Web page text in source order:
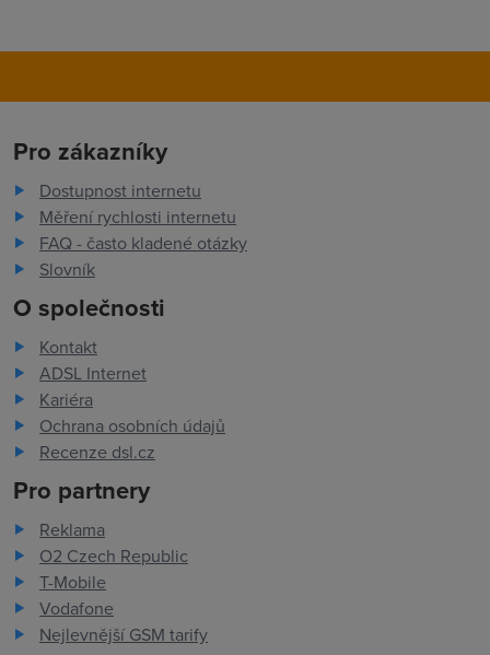
Pro zákazníky
Dostupnost internetu
Měření rychlosti internetu
FAQ - často kladené otázky
Slovník
O společnosti
Kontakt
ADSL Internet
Kariéra
Ochrana osobních údajů
Recenze dsl.cz
Pro partnery
Reklama
O2 Czech Republic
T-Mobile
Vodafone
Nejlevnější GSM tarify